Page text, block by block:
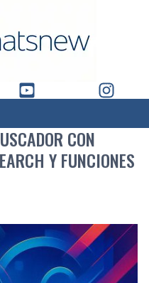
CON
Y FUNCIONES